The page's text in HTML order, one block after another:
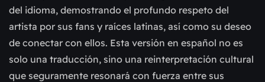
del idioma, demostrando el profundo respeto del
artista por sus fans y raíces latinas, así como su deseo
de conectar con ellos. Esta versión en español no es
solo una traducción, sino una reinterpretación cultural
que seguramente resonará con fuerza entre sus